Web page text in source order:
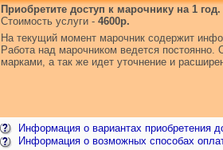
Приобретите доступ к марочнику на 1 год.
Стоимость услуги - 4600р.
На текущий момент марочник содержит
Работа над марочником ведется постоянно.
марками, а так же идет уточнение и
Информация о вариантах приобретения
Информация о возможных способах